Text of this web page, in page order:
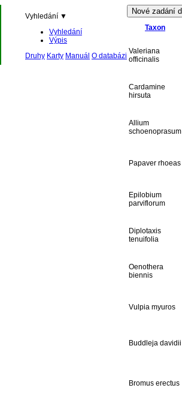
Vyhledání ▼
Vyhledání
Výpis
Druhy Karty Manuál O databázi
Taxon
Valeriana
officinalis
Cardamine
hirsuta
Allium
schoenoprasum
Papaver rhoeas
Epilobium
parviflorum
Diplotaxis
tenuifolia
Oenothera
biennis
Vulpia myuros
Buddleja davidii
Bromus erectus